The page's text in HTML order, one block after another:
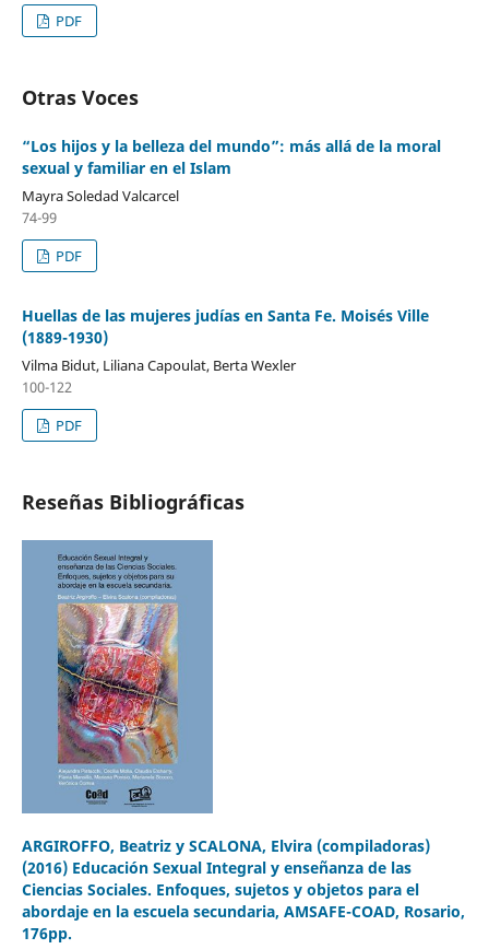
PDF
Otras Voces
“Los hijos y la belleza del mundo”: más allá de la moral
sexual y familiar en el Islam
Mayra Soledad Valcarcel
74-99
PDF
Huellas de las mujeres judías en Santa Fe. Moisés Ville
(1889-1930)
Vilma Bidut, Liliana Capoulat, Berta Wexler
100-122
PDF
Reseñas Bibliográficas
ARGIROFFO, Beatriz y SCALONA, Elvira (compiladoras)
(2016) Educación Sexual Integral y enseñanza de las
Ciencias Sociales. Enfoques, sujetos y objetos para el
abordaje en la escuela secundaria, AMSAFE-COAD, Rosario,
176pp.